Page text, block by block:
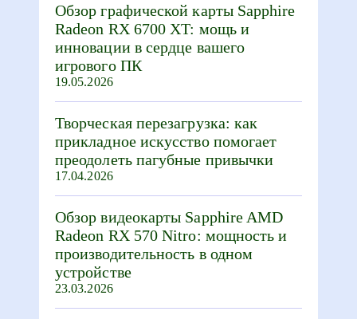
Обзор графической карты Sapphire
Radeon RX 6700 XT: мощь и
инновации в сердце вашего
игрового ПК
19.05.2026
Творческая перезагрузка: как
прикладное искусство помогает
преодолеть пагубные привычки
17.04.2026
Обзор видеокарты Sapphire AMD
Radeon RX 570 Nitro: мощность и
производительность в одном
устройстве
23.03.2026